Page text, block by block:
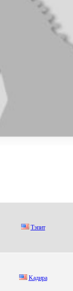
Tэпит
Kaдиpa